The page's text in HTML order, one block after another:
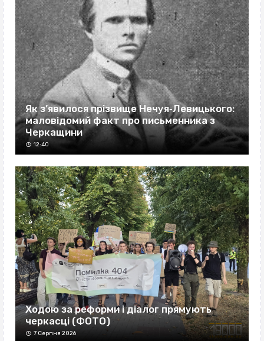
Як з’явилося прізвище Нечуя‐Левицького:
маловідомий факт про письменника з
Черкащини
12:40
Ходою за реформи і діалог прямують
черкасці (ФОТО)
7 Серпня 2026